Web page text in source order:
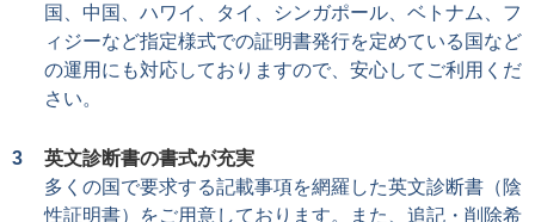
国、中国、ハワイ、タイ、シンガポール、ベトナム、フ
ィジーなど指定様式での証明書発行を定めている国など
の運用にも対応しておりますので、安心してご利用くだ
さい。
英文診断書の書式が充実
多くの国で要求する記載事項を網羅した英文診断書（陰
性証明書）をご用意しております。また、追記・削除希